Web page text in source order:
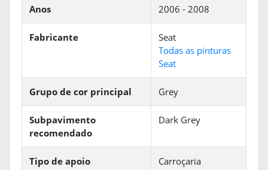
Anos 2006 - 2008
Fabricante
Seat
Todas as pinturas
Seat
Grupo de cor principal Grey
Subpavimento
recomendado
Dark Grey
Tipo de apoio Carroçaria